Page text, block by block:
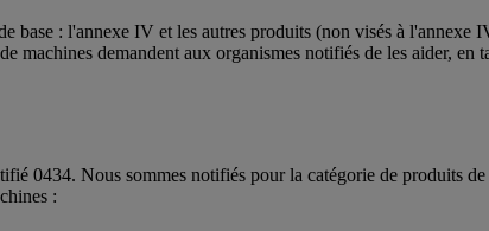
: l'annexe IV et les autres produits (non visés à l'annexe
demandent aux organismes notifiés de les aider, en
0434. Nous sommes notifiés pour la catégorie de produits
: